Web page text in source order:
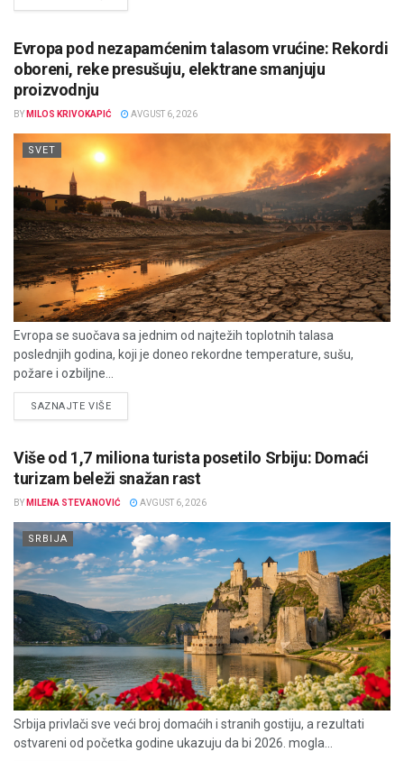
Evropa pod nezapamćenim talasom vrućine: Rekordi
oboreni, reke presušuju, elektrane smanjuju
proizvodnju
BY MILOS KRIVOKAPIĆ AVGUST 6, 2026
SVET
Evropa se suočava sa jednim od najtežih toplotnih talasa
poslednjih godina, koji je doneo rekordne temperature, sušu,
požare i ozbiljne...
SAZNAJTE VIŠEDETAILS
Više od 1,7 miliona turista posetilo Srbiju: Domaći
turizam beleži snažan rast
BY MILENA STEVANOVIĆ AVGUST 6, 2026
SRBIJA
Srbija privlači sve veći broj domaćih i stranih gostiju, a rezultati
ostvareni od početka godine ukazuju da bi 2026. mogla...